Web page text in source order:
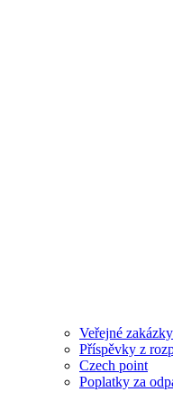
Veřejné zakázky
Příspěvky z
Czech point
Poplatky za